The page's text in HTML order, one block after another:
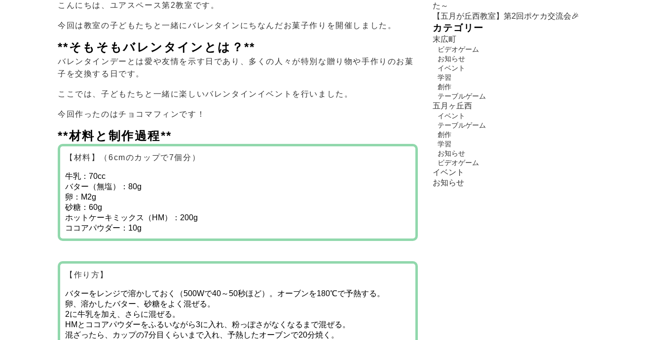
こんにちは、ユアスペース第2教室です。
今回は教室の子どもたちと一緒にバレンタインにちなんだお菓子作りを開催しました。
**そもそもバレンタインとは？**
バレンタインデーとは愛や友情を示す日であり、多くの人々が特別な贈り物や手作りのお菓
子を交換する日です。
ここでは、子どもたちと一緒に楽しいバレンタインイベントを行いました。
今回作ったのはチョコマフィンです！
**材料と制作過程**
【材料】（6cmのカップで7個分）
牛乳：70cc
バター（無塩）：80g
卵：M2g
砂糖：60g
ホットケーキミックス（HM）：200g
ココアパウダー：10g
【作り方】
バターをレンジで溶かしておく（500Wで40～50秒ほど）。オーブンを180℃で予熱する。
卵、溶かしたバター、砂糖をよく混ぜる。
2に牛乳を加え、さらに混ぜる。
HMとココアパウダーをふるいながら3に入れ、粉っぽさがなくなるまで混ぜる。
混ざったら、カップの7分目くらいまで入れ、予熱したオーブンで20分焼く。
た～
【五月が丘西教室】第2回ポケカ交流会🎉
カテゴリー
末広町
ビデオゲーム
お知らせ
イベント
学習
創作
テーブルゲーム
五月ヶ丘西
イベント
テーブルゲーム
創作
学習
お知らせ
ビデオゲーム
イベント
お知らせ